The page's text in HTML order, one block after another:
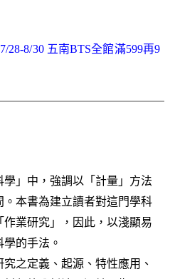
7/28-8/30 五南BTS全館滿599再9